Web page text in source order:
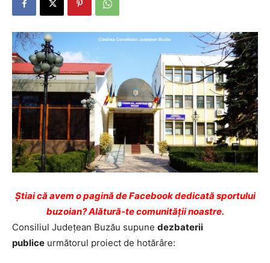
Ştiai că avem o pagină de Facebook dedicată sportului
buzoian? Alătură-te comunității noastre.
Consiliul Județean Buzău supune dezbaterii
publice următorul proiect de hotărâre: